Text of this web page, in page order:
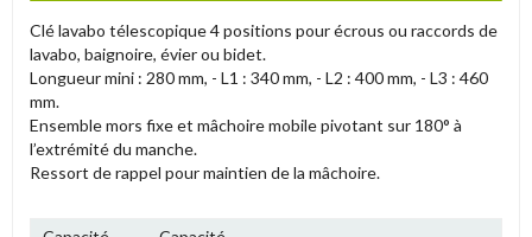
Clé lavabo télescopique 4 positions pour écrous ou raccords de
lavabo, baignoire, évier ou bidet.
Longueur mini : 280 mm, - L1 : 340 mm, - L2 : 400 mm, - L3 : 460
mm.
Ensemble mors fixe et mâchoire mobile pivotant sur 180° à
l’extrémité du manche.
Ressort de rappel pour maintien de la mâchoire.